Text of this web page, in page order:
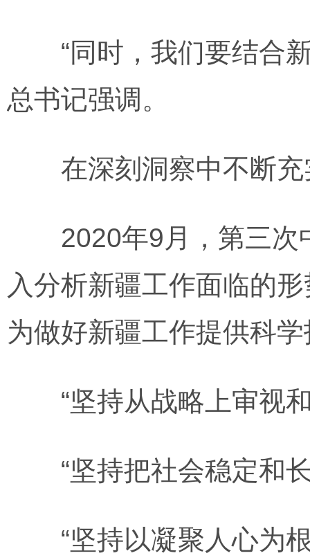
“同时，我们要结合新
总书记强调。
在深刻洞察中不断充
2020年9月，第三次
入分析新疆工作面临的
为做好新疆工作提供科
“坚持从战略上审视和
“坚持把社会稳定和长
“坚持以凝聚人心为根